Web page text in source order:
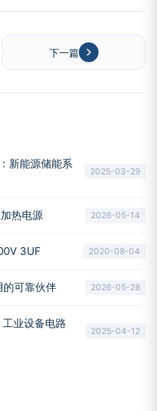
下一篇
新能源储能系
2025-03-29
热电源 2026-05-14
3UF 2020-08-04
可靠伙伴 2026-05-28
业设备电路
2025-04-12